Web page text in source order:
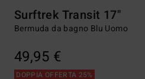
Surftrek Transit 17"
Bermuda da bagno Blu Uomo
49,95 €
DOPPIA OFFERTA 25%